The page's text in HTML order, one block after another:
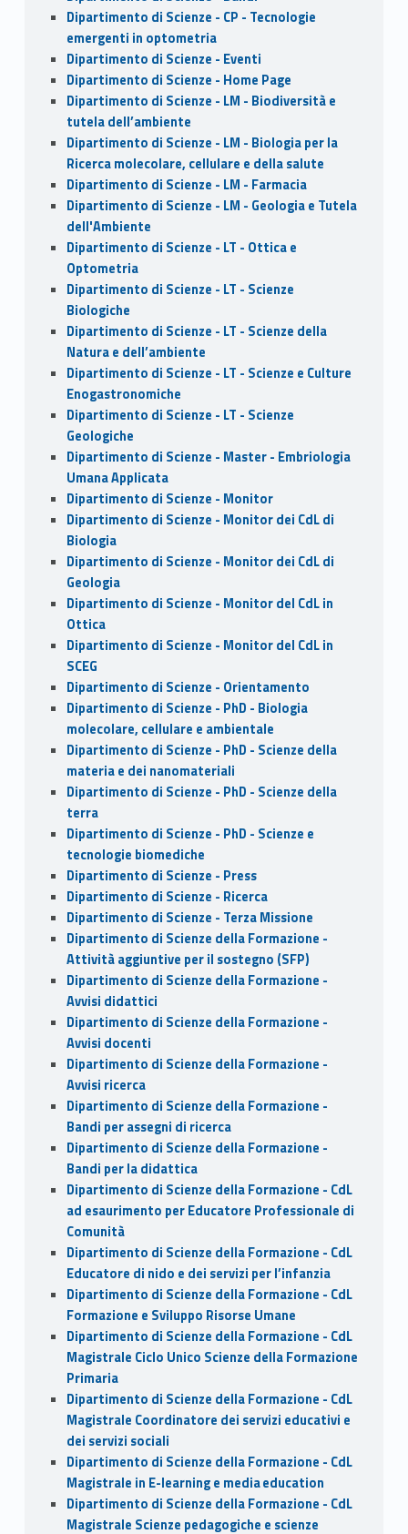
Dipartimento di Scienze - CP - Tecnologie
emergenti in optometria
Dipartimento di Scienze - Eventi
Dipartimento di Scienze - Home Page
Dipartimento di Scienze - LM - Biodiversità e
tutela dell’ambiente
Dipartimento di Scienze - LM - Biologia per la
Ricerca molecolare, cellulare e della salute
Dipartimento di Scienze - LM - Farmacia
Dipartimento di Scienze - LM - Geologia e Tutela
dell'Ambiente
Dipartimento di Scienze - LT - Ottica e
Optometria
Dipartimento di Scienze - LT - Scienze
Biologiche
Dipartimento di Scienze - LT - Scienze della
Natura e dell’ambiente
Dipartimento di Scienze - LT - Scienze e Culture
Enogastronomiche
Dipartimento di Scienze - LT - Scienze
Geologiche
Dipartimento di Scienze - Master - Embriologia
Umana Applicata
Dipartimento di Scienze - Monitor
Dipartimento di Scienze - Monitor dei CdL di
Biologia
Dipartimento di Scienze - Monitor dei CdL di
Geologia
Dipartimento di Scienze - Monitor del CdL in
Ottica
Dipartimento di Scienze - Monitor del CdL in
SCEG
Dipartimento di Scienze - Orientamento
Dipartimento di Scienze - PhD - Biologia
molecolare, cellulare e ambientale
Dipartimento di Scienze - PhD - Scienze della
materia e dei nanomateriali
Dipartimento di Scienze - PhD - Scienze della
terra
Dipartimento di Scienze - PhD - Scienze e
tecnologie biomediche
Dipartimento di Scienze - Press
Dipartimento di Scienze - Ricerca
Dipartimento di Scienze - Terza Missione
Dipartimento di Scienze della Formazione -
Attività aggiuntive per il sostegno (SFP)
Dipartimento di Scienze della Formazione -
Avvisi didattici
Dipartimento di Scienze della Formazione -
Avvisi docenti
Dipartimento di Scienze della Formazione -
Avvisi ricerca
Dipartimento di Scienze della Formazione -
Bandi per assegni di ricerca
Dipartimento di Scienze della Formazione -
Bandi per la didattica
Dipartimento di Scienze della Formazione - CdL
ad esaurimento per Educatore Professionale di
Comunità
Dipartimento di Scienze della Formazione - CdL
Educatore di nido e dei servizi per l’infanzia
Dipartimento di Scienze della Formazione - CdL
Formazione e Sviluppo Risorse Umane
Dipartimento di Scienze della Formazione - CdL
Magistrale Ciclo Unico Scienze della Formazione
Primaria
Dipartimento di Scienze della Formazione - CdL
Magistrale Coordinatore dei servizi educativi e
dei servizi sociali
Dipartimento di Scienze della Formazione - CdL
Magistrale in E-learning e media education
Dipartimento di Scienze della Formazione - CdL
Magistrale Scienze pedagogiche e scienze